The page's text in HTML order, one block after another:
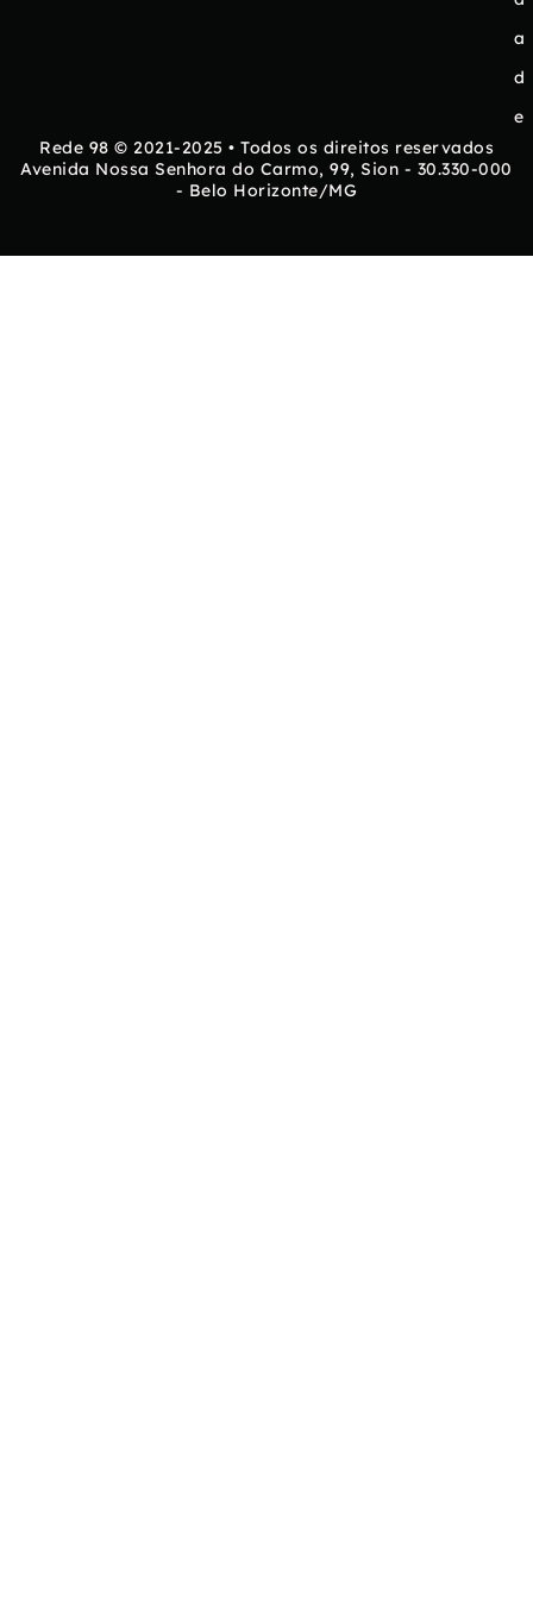
a
d
e
Rede 98 © 2021-2025 • Todos os direitos reservados
Avenida Nossa Senhora do Carmo, 99, Sion - 30.330-000
- Belo Horizonte/MG